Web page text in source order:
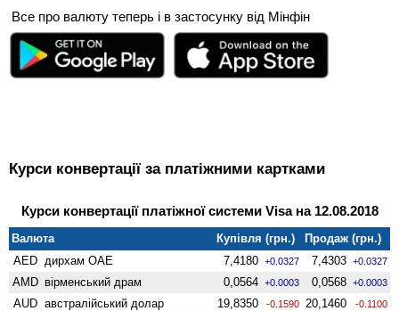
Все про валюту теперь і в застосунку від Мінфін
Курси конвертації за платіжними картками
Курси конвертації платіжної системи Visa на 12.08.2018
Валюта Купівля (грн.)
Продаж (грн.)
AED дирхам ОАЕ 7,4180 +0.0327 7,4303 +0.0327
AMD вiрменський драм 0,0564 +0.0003 0,0568 +0.0003
AUD австралійський долар 19,8350 -0.1590 20,1460 -0.1100